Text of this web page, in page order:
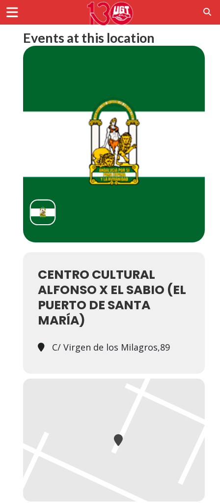
Events at this location
CENTRO CULTURAL
ALFONSO X EL SABIO (EL
PUERTO DE SANTA
MARÍA)
C/ Virgen de los Milagros,89